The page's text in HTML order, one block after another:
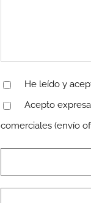
He leído y
Acepto
comerciales (envío